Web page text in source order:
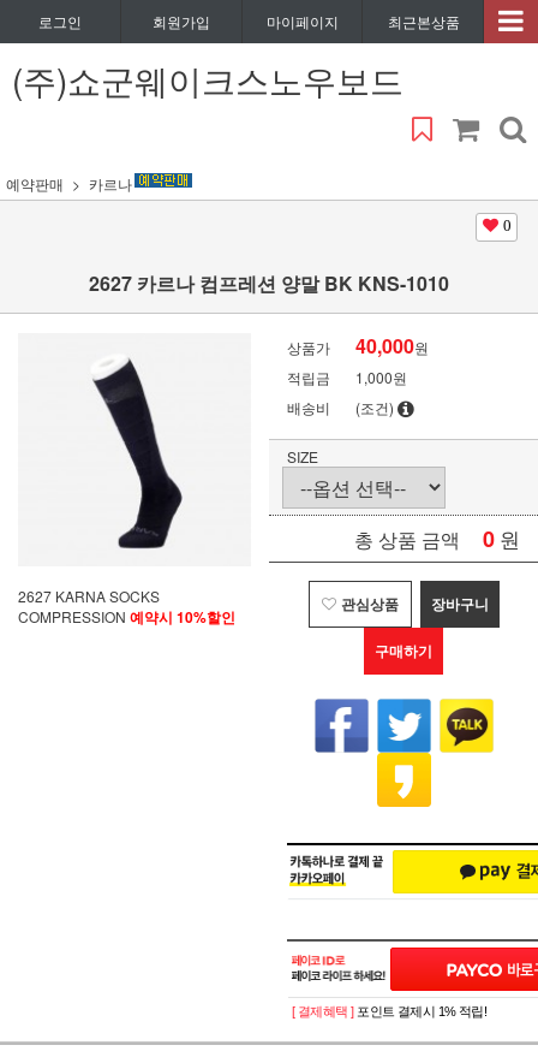
로그인 회원가입 마이페이지 최근본상품
(주)쇼군웨이크스노우보드
예약판매 카르나
0
2627 카르나 컴프레션 양말 BK KNS-1010
2627 KARNA SOCKS
COMPRESSION 예약시 10%할인
상품가 40,000원
적립금
1,000원
배송비
(조건)
SIZE
총 상품 금액 0 원
관심상품 장바구니
구매하기
[ 결제혜택 ] 포인트 결제시 1% 적립!